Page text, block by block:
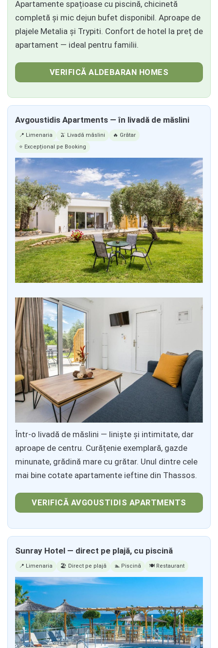
Apartamente spațioase cu piscină, chicinetă
completă și mic dejun bufet disponibil. Aproape de
plajele Metalia și Trypiti. Confort de hotel la preț de
apartament — ideal pentru familii.
VERIFICĂ ALDEBARAN HOMES
Avgoustidis Apartments — în livadă de măslini
📍 Limenaria 🫒 Livadă măslini
🔥 Grătar
⭐ Excepțional pe Booking
Într-o livadă de măslini — liniște și intimitate, dar
aproape de centru. Curățenie exemplară, gazde
minunate, grădină mare cu grătar. Unul dintre cele
mai bine cotate apartamente ieftine din Thassos.
VERIFICĂ AVGOUSTIDIS APARTMENTS
Sunray Hotel — direct pe plajă, cu piscină
📍 Limenaria 🏖️ Direct pe plajă 🏊 Piscină 🍽️ Restaurant